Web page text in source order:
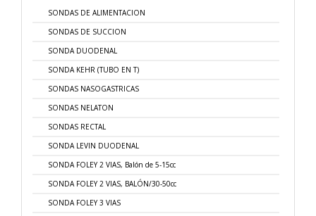
SONDAS DE ALIMENTACION
SONDAS DE SUCCION
SONDA DUODENAL
SONDA KEHR (TUBO EN T)
SONDAS NASOGASTRICAS
SONDAS NELATON
SONDAS RECTAL
SONDA LEVIN DUODENAL
SONDA FOLEY 2 VIAS, Balón de 5-15cc
SONDA FOLEY 2 VIAS, BALÓN/30-50cc
SONDA FOLEY 3 VIAS